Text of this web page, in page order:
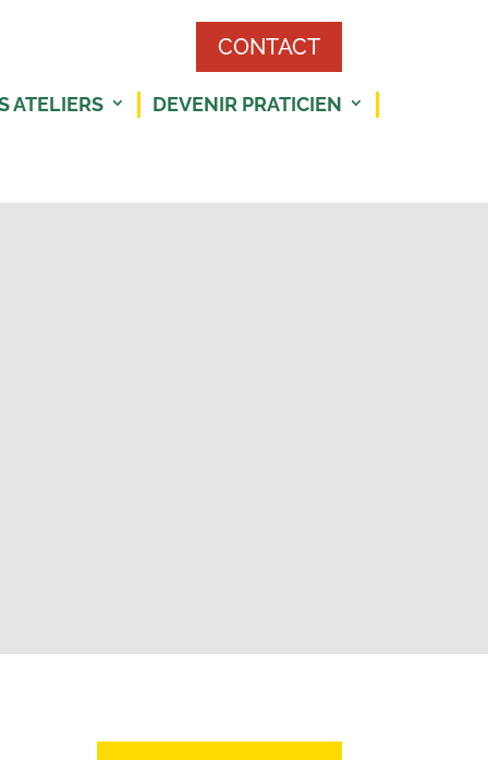
CONTACT
ATELIERS
DEVENIR PRATICIEN